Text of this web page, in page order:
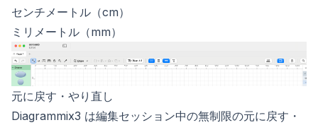
センチメートル（cm）
ミリメートル（mm）
元に戻す・やり直し
Diagrammix3 は編集セッション中の無制限の元に戻す・